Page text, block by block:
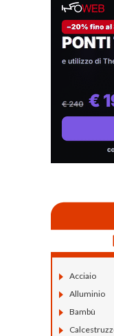
Acciaio
Alluminio
Bambù